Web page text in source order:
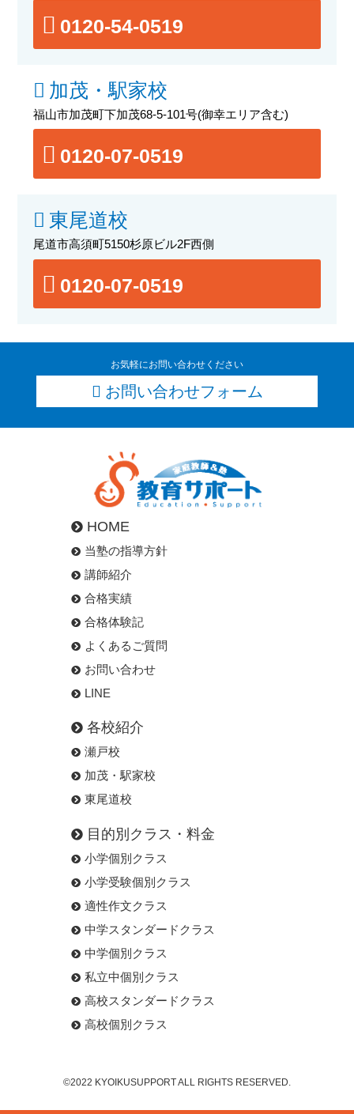
0120-54-0519
加茂・駅家校
福山市加茂町下加茂68-5-101号(御幸エリア含む)
0120-07-0519
東尾道校
尾道市高須町5150杉原ビル2F西側
0120-07-0519
お気軽にお問い合わせください
お問い合わせフォーム
HOME
当塾の指導方針
講師紹介
合格実績
合格体験記
よくあるご質問
お問い合わせ
LINE
各校紹介
瀬戸校
加茂・駅家校
東尾道校
目的別クラス・料金
小学個別クラス
小学受験個別クラス
適性作文クラス
中学スタンダードクラス
中学個別クラス
私立中個別クラス
高校スタンダードクラス
高校個別クラス
©2022 KYOIKUSUPPORT ALL RIGHTS RESERVED.